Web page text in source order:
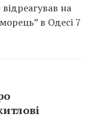
на
в Одесі 7